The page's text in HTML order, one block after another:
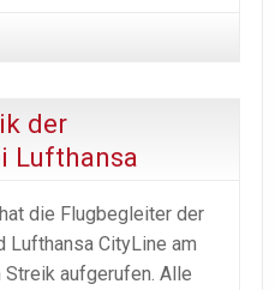
der
Lufthansa
die Flugbegleiter der
Lufthansa CityLine am
aufgerufen. Alle